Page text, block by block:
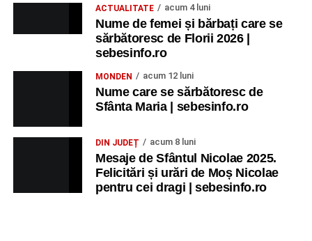
ACTUALITATE acum 4 luni
Nume de femei și bărbați care se
sărbătoresc de Florii 2026 |
sebesinfo.ro
MONDEN acum 12 luni
Nume care se sărbătoresc de
Sfânta Maria | sebesinfo.ro
DIN JUDEȚ acum 8 luni
Mesaje de Sfântul Nicolae 2025.
Felicitări și urări de Moș Nicolae
pentru cei dragi | sebesinfo.ro